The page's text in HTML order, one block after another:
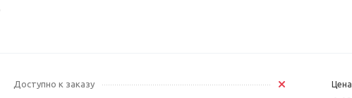
Доступно к заказу